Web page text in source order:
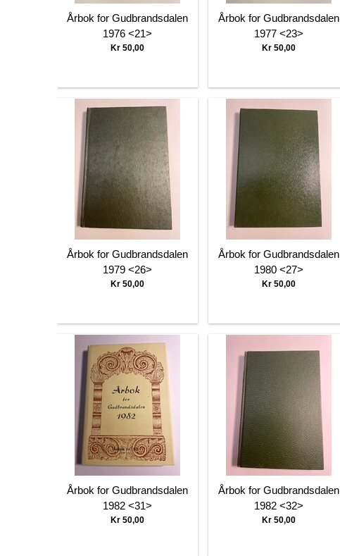
Årbok for Gudbrandsdalen
1976 <21>
Kr 50,00
Årbok for Gudbrandsdalen
1977 <23>
Kr 50,00
Årbok for Gudbrandsdalen
1979 <26>
Kr 50,00
Årbok for Gudbrandsdalen
1980 <27>
Kr 50,00
Årbok for Gudbrandsdalen
1982 <31>
Kr 50,00
Årbok for Gudbrandsdalen
1982 <32>
Kr 50,00